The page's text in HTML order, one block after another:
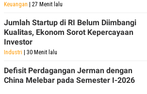
Keuangan | 27 Menit lalu
Jumlah Startup di RI Belum Diimbangi
Kualitas, Ekonom Sorot Kepercayaan
Investor
Industri | 30 Menit lalu
Defisit Perdagangan Jerman dengan
China Melebar pada Semester I-2026